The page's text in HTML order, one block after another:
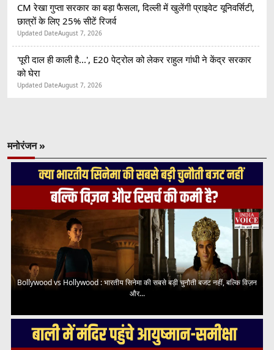
CM रेखा गुप्ता सरकार का बड़ा फैसला, दिल्ली में खुलेंगी प्राइवेट यूनिवर्सिटी,
छात्रों के लिए 25% सीटें रिजर्व
Updated DateAugust 7, 2026
'पूरी दाल ही काली है...', E20 पेट्रोल को लेकर राहुल गांधी ने केंद्र सरकार
को घेरा
Updated DateAugust 7, 2026
मनोरंजन »
Bollywood vs Hollywood : भारतीय सिनेमा की सबसे बड़ी चुनौती बजट नहीं, बल्कि विज़न
और...